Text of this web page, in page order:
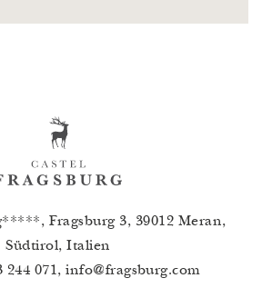
Fragsburg 3, 39012 Meran,
Südtirol, Italien
244 071,info@fragsburg.com